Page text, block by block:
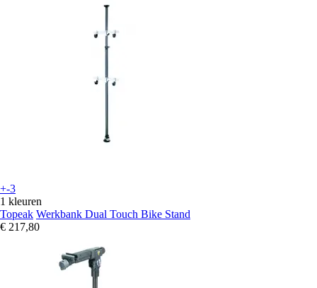
+-3
1 kleuren
Topeak Werkbank Dual Touch Bike Stand
€ 217,80